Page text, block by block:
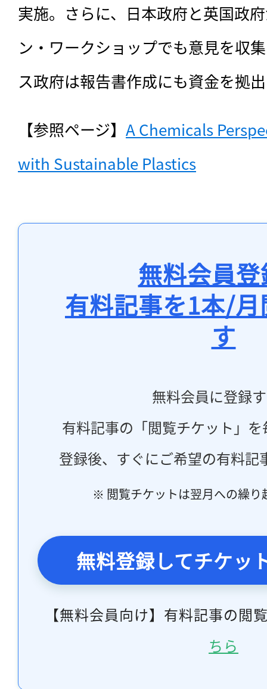
実施。さらに、日本政府と英国政
ン・ワークショップでも意見を収
ス政府は報告書作成にも資金を拠
【参照ページ】 A Chemicals
with Sustainable Plastics
無料会員
有料記事を1本/
す
無料会員に登録
有料記事の「閲覧チケット」
登録後、すぐにご希望の有料記
※ 閲覧チケットは翌月への繰り
無料登録してチケッ
【無料会員向け】有料記事の閲
ちら